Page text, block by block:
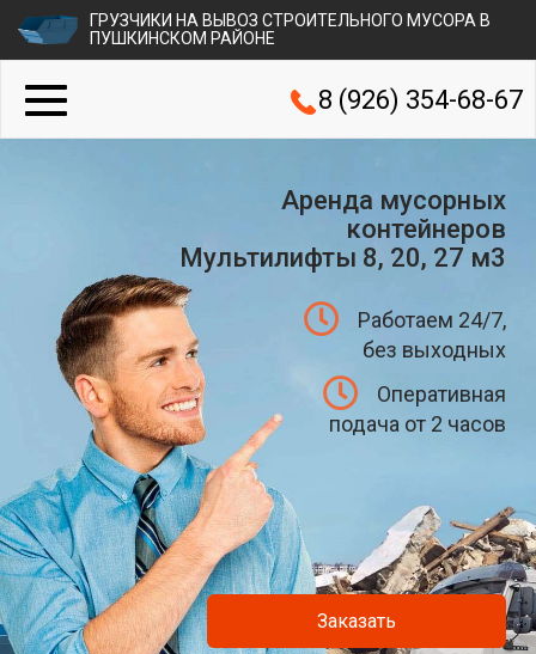
ГРУЗЧИКИ НА ВЫВОЗ СТРОИТЕЛЬНОГО МУСОРА В
ПУШКИНСКОМ РАЙОНЕ
8 (926) 354-68-67
Аренда мусорных
контейнеров
Мультилифты 8, 20, 27 м3
Работаем 24/7,
без выходных
Оперативная
подача от 2 часов
Заказать